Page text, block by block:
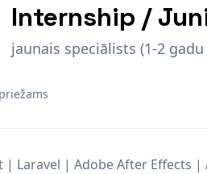
Internship /
jaunais speciālists (1-2
| Laravel | Adobe After Effects |